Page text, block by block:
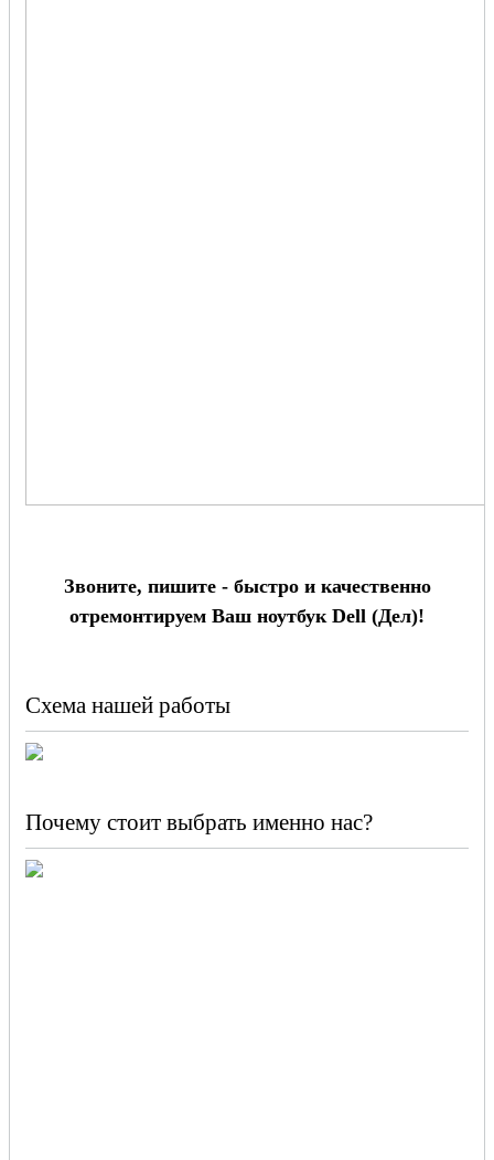
Звоните, пишите - быстро и качественно
отремонтируем Ваш ноутбук Dell (Дел)!
Схема нашей работы
Почему стоит выбрать именно нас?